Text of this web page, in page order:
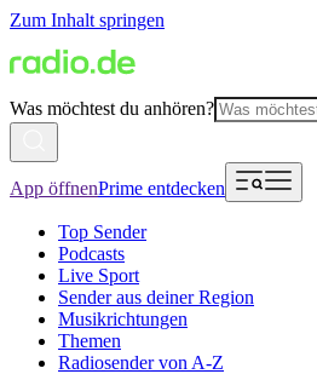
Zum Inhalt springen
Was möchtest du anhören?
App öffnenPrime entdecken
Top Sender
Podcasts
Live Sport
Sender aus deiner Region
Musikrichtungen
Themen
Radiosender von A-Z